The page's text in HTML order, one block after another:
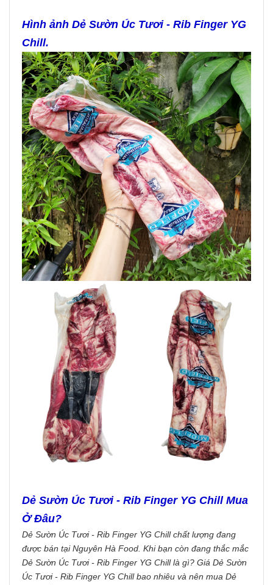
Hình ảnh Dẻ Sườn Úc Tươi - Rib Finger YG
Chill.
Dẻ Sườn Úc Tươi - Rib Finger YG Chill Mua
Ở Đâu?
Dẻ Sườn Úc Tươi - Rib Finger YG Chill chất lượng đang
được bán tại Nguyên Hà Food. Khi bạn còn đang thắc mắc
Dẻ Sườn Úc Tươi - Rib Finger YG Chill là gì? Giá Dẻ Sườn
Úc Tươi - Rib Finger YG Chill bao nhiêu và nên mua Dẻ